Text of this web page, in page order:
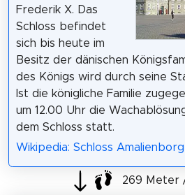
Frederik X. Das
Schloss befindet
sich bis heute im
Besitz der dänischen
des Königs wird durch seine
Ist die königliche Familie
um 12.00 Uhr die
dem Schloss statt.
Wikipedia: Schloss
269 Meter